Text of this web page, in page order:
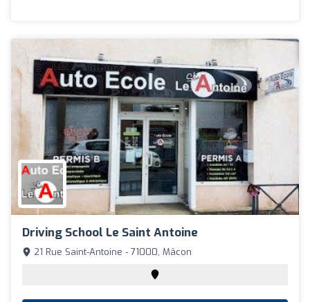
Driving School Le Saint Antoine
21 Rue Saint-Antoine - 71000, Mâcon